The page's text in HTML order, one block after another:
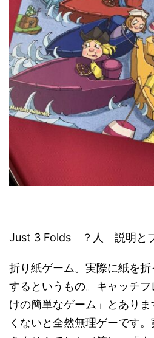
Just 3 Folds ？人 説明と
折り紙ゲーム。実際に紙を
するというもの。キャッチ
けの簡単なゲーム」とあり
くないと全然無理ゲーです